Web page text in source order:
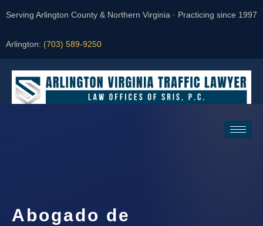
Serving Arlington County & Northern Virginia · Practicing since 1997
Arlington: (703) 589-9250
Abogado de